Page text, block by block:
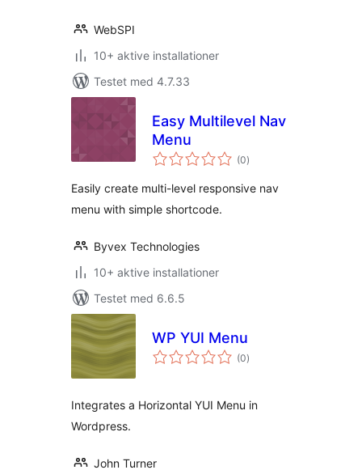
WebSPI
10+ aktive installationer
Testet med 4.7.33
Easy Multilevel Nav
Menu
(0totale
bedømmelser
)
Easily create multi-level responsive nav
menu with simple shortcode.
Byvex Technologies
10+ aktive installationer
Testet med 6.6.5
WP YUI Menu
(0totale
bedømmelser
)
Integrates a Horizontal YUI Menu in
Wordpress.
John Turner